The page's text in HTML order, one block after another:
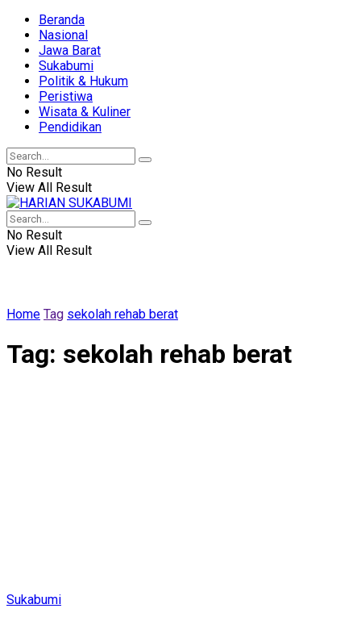
Beranda
Nasional
Jawa Barat
Sukabumi
Politik & Hukum
Peristiwa
Wisata & Kuliner
Pendidikan
No Result
View All Result
No Result
View All Result
Home Tag sekolah rehab berat
Tag: sekolah rehab berat
Sukabumi